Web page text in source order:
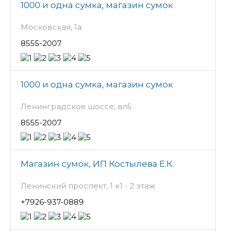
1000 и одна сумка, магазин сумок
Московская, 1а
8555-2007
1000 и одна сумка, магазин сумок
Ленинградское шоссе, вл5
8555-2007
Магазин сумок, ИП Костылева Е.К.
Ленинский проспект, 1 к1 - 2 этаж
+7926-937-0889